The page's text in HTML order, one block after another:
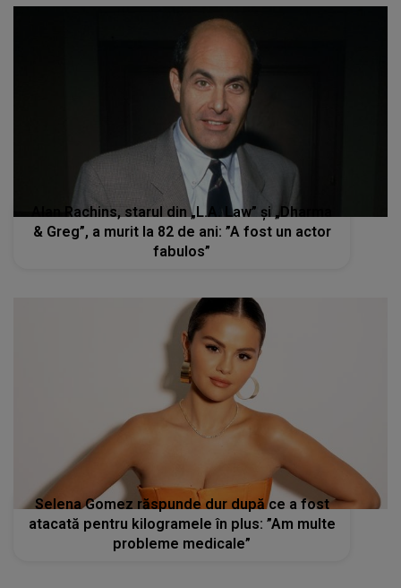
Alan Rachins, starul din „L.A. Law” și „Dharma
& Greg”, a murit la 82 de ani: ”A fost un actor
fabulos”
Selena Gomez răspunde dur după ce a fost
atacată pentru kilogramele în plus: ”Am multe
probleme medicale”